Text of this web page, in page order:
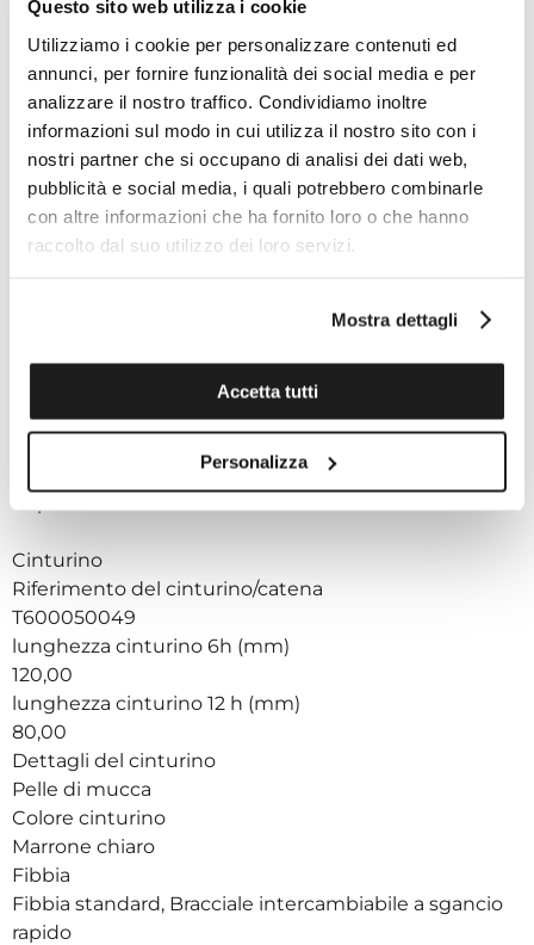
Questo sito web utilizza i cookie
Utilizziamo i cookie per personalizzare contenuti ed
annunci, per fornire funzionalità dei social media e per
analizzare il nostro traffico. Condividiamo inoltre
informazioni sul modo in cui utilizza il nostro sito con i
nostri partner che si occupano di analisi dei dati web,
pubblicità e social media, i quali potrebbero combinarle
con altre informazioni che ha fornito loro o che hanno
raccolto dal suo utilizzo dei loro servizi.
Mostra dettagli
Accetta tutti
Personalizza
Riserva di carica
Riserva di carica fino a 80 ore
Funzioni
Spirale in Nivachron
Calibro
11 1/2'''
Calibro Diametro (mm)
25,6
Certificato COSC
Colore del quadrante
Indici
Materiale luminescente sulle lancette
Cinturino
Riferimento del cinturino/catena
T600050049
lunghezza cinturino 6h (mm)
120,00
lunghezza cinturino 12 h (mm)
80,00
Dettagli del cinturino
Pelle di mucca
Colore cinturino
Marrone chiaro
Fibbia
Fibbia standard, Bracciale intercambiabile a sgancio
rapido